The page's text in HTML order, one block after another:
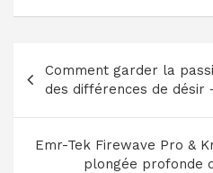
de
l’article
Comment garder la
des différences de désir
Emr-Tek Firewave Pro &
plongée profonde